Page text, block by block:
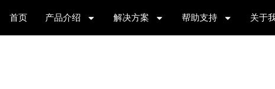
首页 产品介绍 解决方案 帮助支持 关于